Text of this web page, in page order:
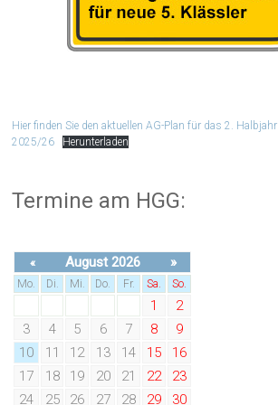
Hier finden Sie den aktuellen AG-Plan für das 2. Halbjahr
2025/26
Herunterladen
Termine am HGG:
« August 2026 »
Mo. Di. Mi. Do. Fr. Sa. So.
1
2
3
4 5 6 7 8
9
10
11 12 13 14 15
16
17
18 19 20 21 22
23
24
25 26 27 28 29 30